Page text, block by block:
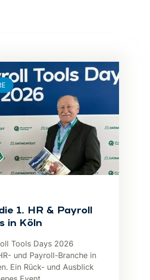
1. HR & Payroll
in Köln
Tools Days 2026
und Payroll-Branche in
Ein Rück- und Ausblick